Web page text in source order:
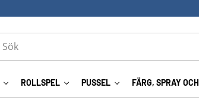
ROLLSPEL PUSSEL FÄRG, SPRAY